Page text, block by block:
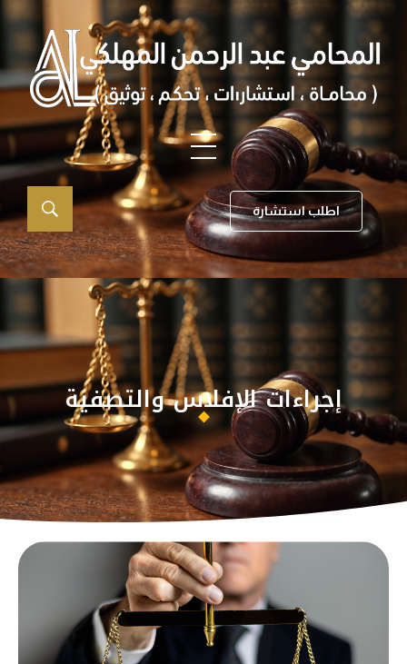
اطلب استشارة
إجراءات الإفلاس والتصفية